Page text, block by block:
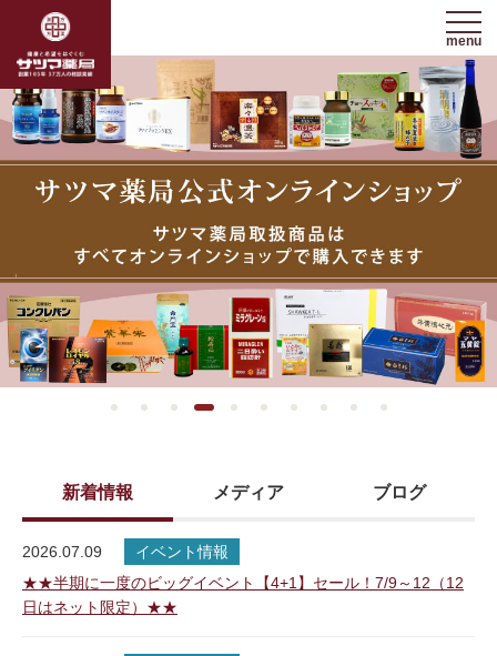
menu
新着情報 メディア ブログ
2026.07.09
イベント情報
★★半期に一度のビッグイベント【4+1】セール！7/9～12（12
日はネット限定）★★